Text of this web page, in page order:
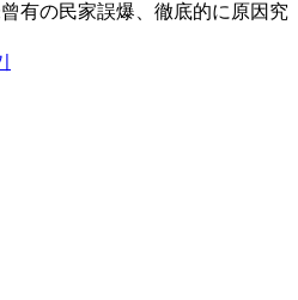
有の民家誤爆、徹底的に原因究